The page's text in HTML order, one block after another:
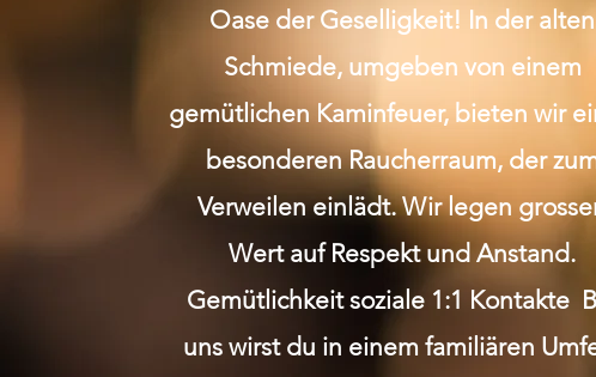
Oase der Geselligkeit! In der alten
Schmiede, umgeben von einem
gemütlichen Kaminfeuer, bieten wir
besonderen Raucherraum, der
Verweilen einlädt. Wir legen
Wert auf Respekt und Anstand.
Gemütlichkeit soziale 1:1 Kontakte
uns wirst du in einem familiären